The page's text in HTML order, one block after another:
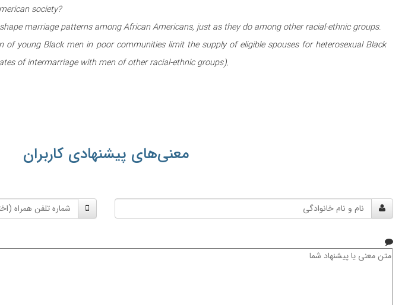
society?
marriage patterns among African Americans, just as they do among other racial-ethnic groups.
young Black men in poor communities limit the supply of eligible spouses for heterosexual Black
of intermarriage with men of other racial-ethnic groups).
معنی‌های پیشنهادی کاربران
و
شماره
تلفن
متن